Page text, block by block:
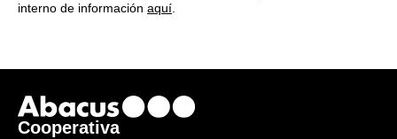
interno de información aquí
Footer
Cooperativa